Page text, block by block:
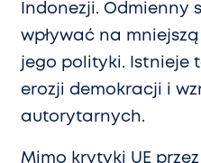
Indonezji. Odmienny
wpływać na
jego polityki. Istnieje
erozji demokracji i
autorytarnych.
Mimo krytyki UE